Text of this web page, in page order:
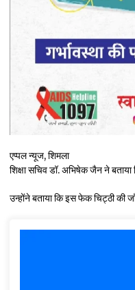
एप्पल न्यूज, शिमला
शिक्षा सचिव डॉ. अभिषेक जैन ने
उन्होंने बताया कि इस फेक चिट्ठी की